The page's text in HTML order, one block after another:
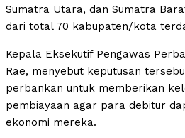
Sumatra Utara, dan Sumatra
dari total 70 kabupaten/kota
Kepala Eksekutif Pengawas
Rae, menyebut keputusan
perbankan untuk memberikan
pembiayaan agar para debitur
ekonomi mereka.